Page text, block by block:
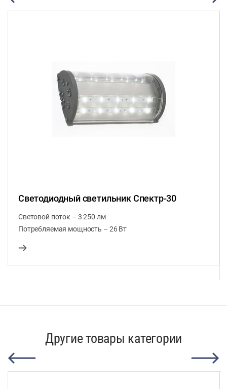
Светодиодный светильник Спектр-30
Световой поток – 3 250 лм
Потребляемая мощность – 26 Вт
Другие товары категории